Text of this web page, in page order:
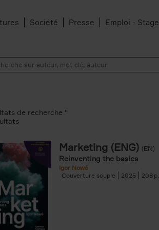
Société Presse Emploi - Stage
filter
filter
de recherche ''
Marketing (ENG) (EN)
Reinventing the basics
Igor Nowé
Couverture souple
2025 208